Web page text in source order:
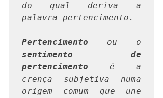
do qual deriva a
palavra pertencimento.
Pertencimento
sentimento de
pertencimento é a
crença subjetiva numa
origem comum que une